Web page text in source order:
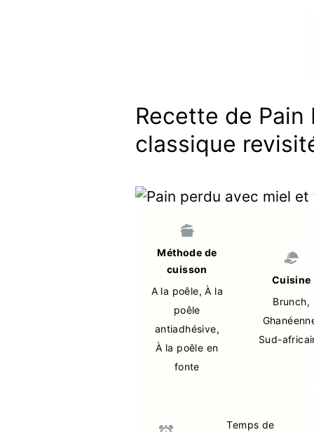
Recette de Pain
classique
Méthode de
cuisson
A la poêle,À la
poêle
antiadhésive,
À la poêle en
fonte
Cuisine
Brunch,
Sud-
Temps de